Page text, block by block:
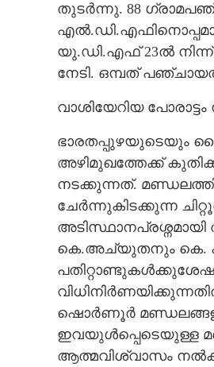
തുടർന്നു. 88
യു.ഡി.എഫ് 23ൽ
നേടി. ഒമ്പത്
വാശിയേറിയ
ഭാരതപ്പുഴയുടെയും
അഴിമുഖത്തേക്ക്
നടക്കുന്നത്.
ചേർന്നുകിടക്കുന്ന
അടിസ്ഥാനപ്രശ്നമായി
കെ.അച്യുതനും കെ.
ഷൊർണൂർ
ഇവയുൾപ്പെടെയുള്ള
ആത്മവിശ്വാസം